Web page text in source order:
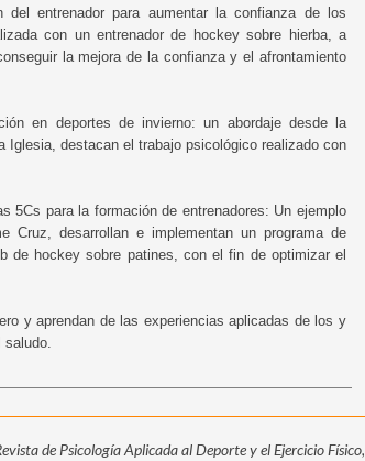
entrenador para aumentar la confianza de los
con un entrenador de hockey sobre hierba, a
la mejora de la confianza y el afrontamiento
en deportes de invierno: un abordaje desde la
Iglesia, destacan el trabajo psicológico realizado con
5Cs para la formación de entrenadores: Un ejemplo
Cruz, desarrollan e implementan un programa de
de hockey sobre patines, con el fin de optimizar el
y aprendan de las experiencias aplicadas de los y
de Psicología Aplicada al Deporte y el Ejercicio Físico,